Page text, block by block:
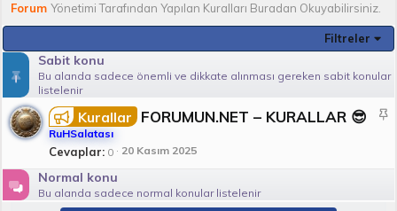
Forum Yönetimi Tarafından Yapılan Kuralları Buradan Okuyabilirsiniz.
Filtreler
Sabit konu
Bu alanda sadece önemli ve dikkate alınması gereken sabit konular
listelenir
S
Kurallar FORUMUN.NET – KURALLAR 😎
RuHSalatası
Cevaplar 0 20 Kasım 2025
Normal konu
Bu alanda sadece normal konular listelenir